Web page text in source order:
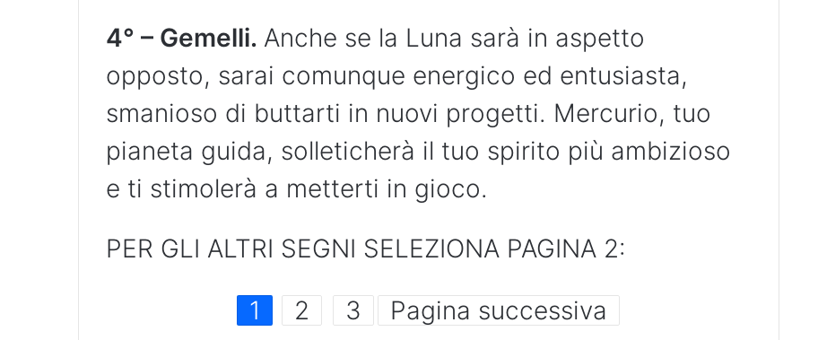
4° – Gemelli. Anche se la Luna sarà in aspetto
opposto, sarai comunque energico ed entusiasta,
smanioso di buttarti in nuovi progetti. Mercurio, tuo
pianeta guida, solleticherà il tuo spirito più ambizioso
e ti stimolerà a metterti in gioco.
PER GLI ALTRI SEGNI SELEZIONA PAGINA 2:
1 2 3 Pagina successiva